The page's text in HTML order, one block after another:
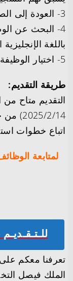
3- العودة إلى الصفحة الرئيسية لنظام التوظيف.
4- البحث عن
باللغة
5- اختيار الوظيفة وتعبئة طلب التوظيف.
طريقة التقديم:
2025/2/14) من خلال الموقع الرسمي:
اتباع خطوات
لمتابعة
تعرفنا معكم